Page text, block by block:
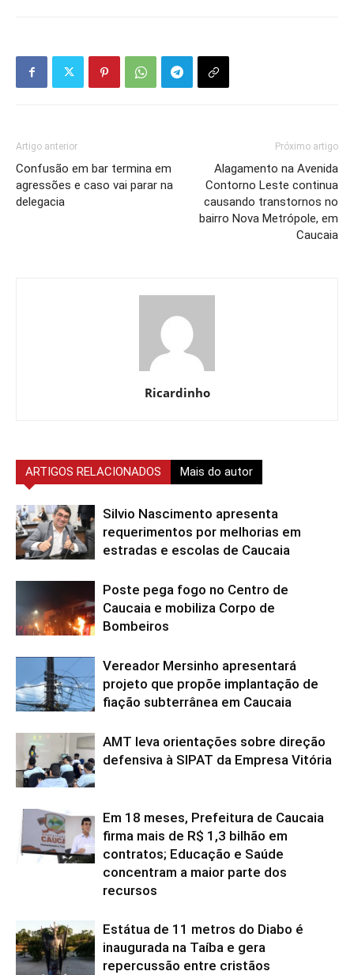
Artigo anterior
Confusão em bar termina em
agressões e caso vai parar na
delegacia
Próximo artigo
Alagamento na Avenida
Contorno Leste continua
causando transtornos no
bairro Nova Metrópole, em
Caucaia
Ricardinho
ARTIGOS RELACIONADOS Mais do autor
Silvio Nascimento apresenta
requerimentos por melhorias em
estradas e escolas de Caucaia
Poste pega fogo no Centro de
Caucaia e mobiliza Corpo de
Bombeiros
Vereador Mersinho apresentará
projeto que propõe implantação de
fiação subterrânea em Caucaia
AMT leva orientações sobre direção
defensiva à SIPAT da Empresa Vitória
Em 18 meses, Prefeitura de Caucaia
firma mais de R$ 1,3 bilhão em
contratos; Educação e Saúde
concentram a maior parte dos
recursos
Estátua de 11 metros do Diabo é
inaugurada na Taíba e gera
repercussão entre cristãos